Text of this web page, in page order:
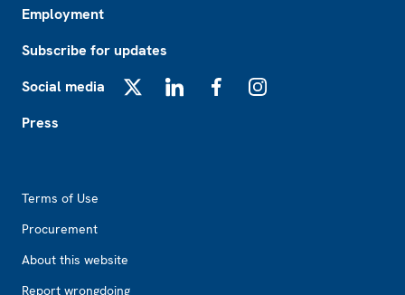
Employment
Subscribe for updates
Social media
Press
Terms of Use
Procurement
About this website
Report wrongdoing